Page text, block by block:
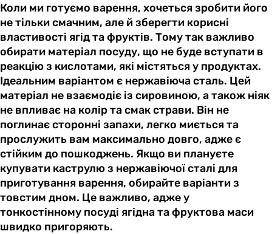
Коли ми готуємо варення, хочеться зробити його
не тільки смачним, але й зберегти корисні
властивості ягід та фруктів. Тому так важливо
обирати матеріал посуду, що не буде вступати в
реакцію з кислотами, які містяться у продуктах.
Ідеальним варіантом є нержавіюча сталь. Цей
матеріал не взаємодіє із сировиною, а також ніяк
не впливає на колір та смак страви. Він не
поглинає сторонні запахи, легко миється та
прослужить вам максимально довго, адже є
стійким до пошкоджень. Якщо ви плануєте
купувати каструлю з нержавіючої сталі для
приготування варення, обирайте варіанти з
товстим дном. Це важливо, адже у
тонкостінному посуді ягідна та фруктова маси
швидко пригоряють.